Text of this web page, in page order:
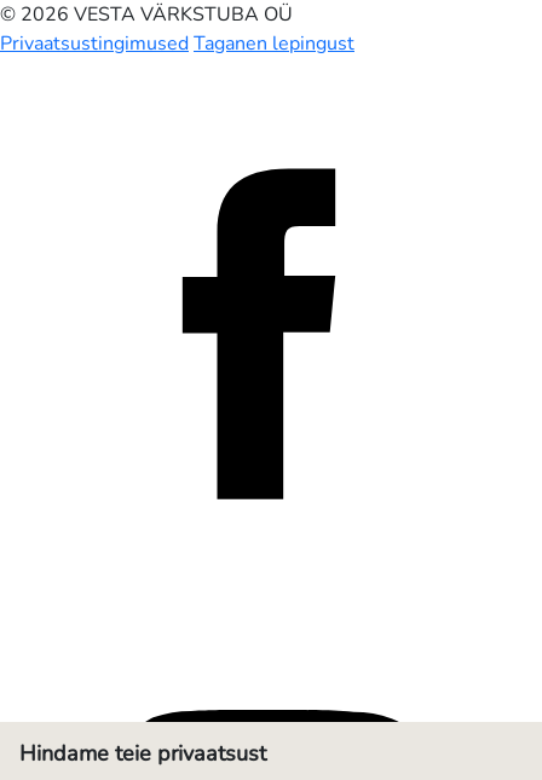
© 2026 VESTA VÄRKSTUBA OÜ
PrivaatsustingimusedTaganen lepingust
Hindame teie privaatsust